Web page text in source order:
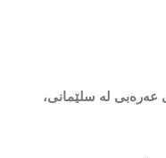
عەرەبی لە سلێمانی،